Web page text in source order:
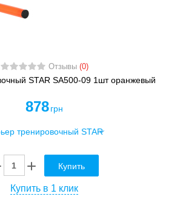
Отзывы (0)
STAR SA500-09 1шт оранжевый
878 грн
Купить
Купить в 1 клик